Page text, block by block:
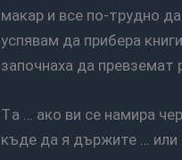
макар и все по-трудно
успявам да прибера
започнаха да превземат
Та … ако ви се намира червена фантастика на Бард и не ви трябва или нямате място
къде да я държите …